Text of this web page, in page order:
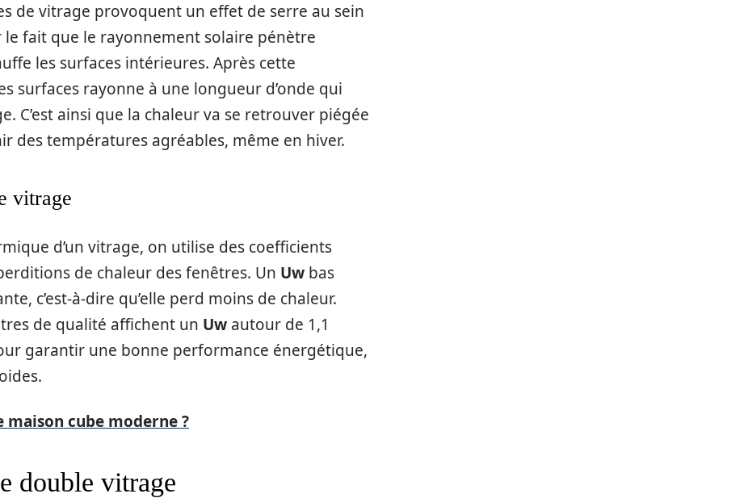
de vitrage provoquent un effet de serre au sein
le fait que le rayonnement solaire pénètre
les surfaces intérieures. Après cette
surfaces rayonne à une longueur d’onde qui
C’est ainsi que la chaleur va se retrouver piégée
des températures agréables, même en hiver.
vitrage
d’un vitrage, on utilise des coefficients
de chaleur des fenêtres. Un Uw bas
c’est-à-dire qu’elle perd moins de chaleur.
de qualité affichent un Uw autour de 1,1
garantir une bonne performance énergétique,
maison cube moderne ?
double vitrage